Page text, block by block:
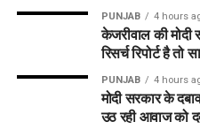
PUNJAB 4 hours
केजरीवाल की मोदी
रिसर्च रिपोर्ट है तो
PUNJAB 4 hours
मोदी सरकार के
उठ रही आवाज को